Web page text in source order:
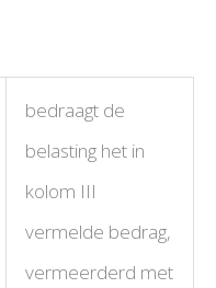
bedraagt de
belasting het in
kolom III
vermelde bedrag,
vermeerderd met